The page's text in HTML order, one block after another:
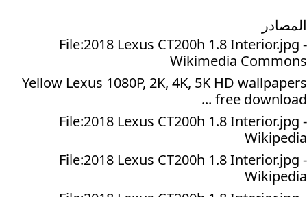
المصادر
File:2018 Lexus CT200h 1.8 Interior.jpg -
Wikimedia Commons
Yellow Lexus 1080P, 2K, 4K, 5K HD wallpapers
free download ...
File:2018 Lexus CT200h 1.8 Interior.jpg -
Wikipedia
File:2018 Lexus CT200h 1.8 Interior.jpg -
Wikipedia